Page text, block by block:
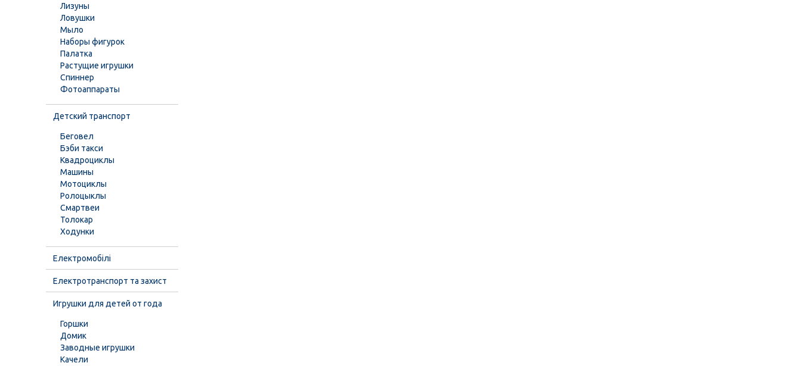
Лизуны
Ловушки
Мыло
Наборы фигурок
Палатка
Растущие игрушки
Спиннер
Фотоаппараты
Детский транспорт
Беговел
Бэби такси
Квадроциклы
Машины
Мотоциклы
Ролоцыклы
Смартвеи
Толокар
Ходунки
Електромобілі
Електротранспорт та захист
Игрушки для детей от года
Горшки
Домик
Заводные игрушки
Качели